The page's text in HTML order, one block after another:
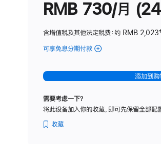
RMB 730/月
含增值税及其他法定税费：约 RMB 2,023
可享免息分期付款 (Studio
-
纳
理
添加到购
需要考虑一下？
将此设备加入你的收藏，即可先保留全部配
收藏